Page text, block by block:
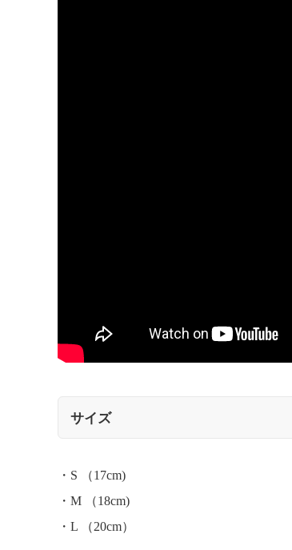
サイズ
・S （17cm)
・M （18cm)
・L （20cm）